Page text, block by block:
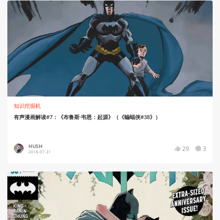
知识挖掘机
有声漫画解读#7：《布鲁斯·韦恩：起源》（《蝙蝠侠#38》）
HUSH
2018-07-31 29 3